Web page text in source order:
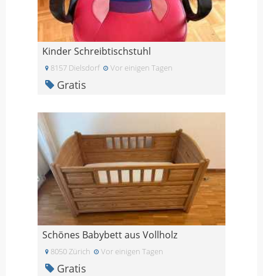
Kinder Schreibtischstuhl
8157 Dielsdorf Vor einigen Tagen
Gratis
Schönes Babybett aus Vollholz
8050 Zürich Vor einigen Tagen
Gratis